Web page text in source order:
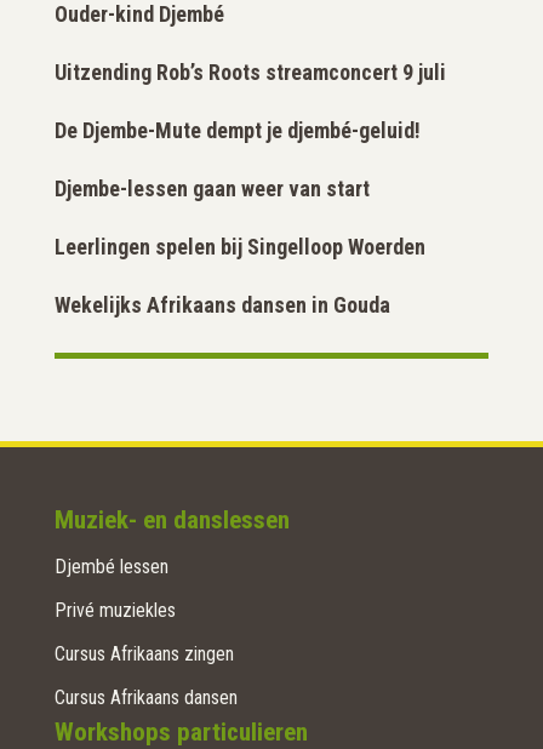
Ouder-kind Djembé
Uitzending Rob’s Roots streamconcert 9 juli
De Djembe-Mute dempt je djembé-geluid!
Djembe-lessen gaan weer van start
Leerlingen spelen bij Singelloop Woerden
Wekelijks Afrikaans dansen in Gouda
Muziek- en danslessen
Djembé lessen
Privé muziekles
Cursus Afrikaans zingen
Cursus Afrikaans dansen
Workshops particulieren